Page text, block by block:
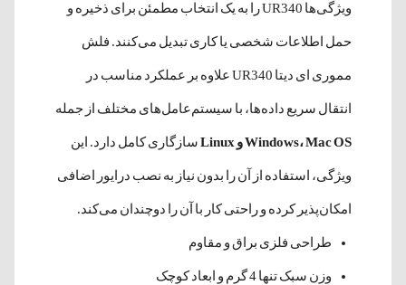
ویژگی‌ها UR340 را به یک انتخاب مطمئن برای ذخیره و
حمل اطلاعات شخصی یا کاری تبدیل می‌کنند. فلش
مموری ای دیتا UR340 علاوه بر عملکرد مناسب در
انتقال سریع داده‌ها، با سیستم‌عامل‌های مختلف از جمله
Windows، Mac OS و Linux سازگاری کامل دارد. این
ویژگی، استفاده از آن را بدون نیاز به نصب درایور اضافی
امکان‌پذیر کرده و راحتی کار با آن را دوچندان می‌کند.
طراحی فلزی براق و مقاوم
وزن سبک تنها 4 گرم و ابعاد کوچک